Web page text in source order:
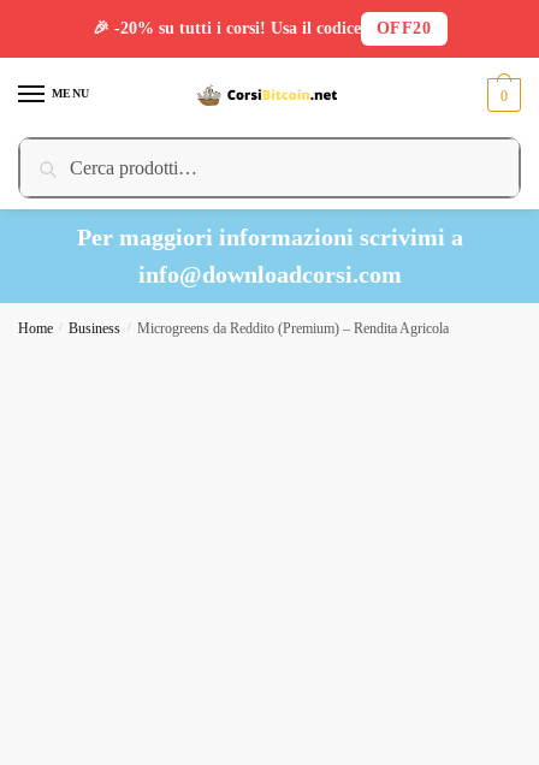
MENU
Cerca:
Cerca
0
Per maggiori informazioni scrivimi a
info@downloadcorsi.com
Home / Business / Microgreens da Reddito (Premium) – Rendita Agricola
🎉 -20% su tutti i corsi! Usa il codice OFF20